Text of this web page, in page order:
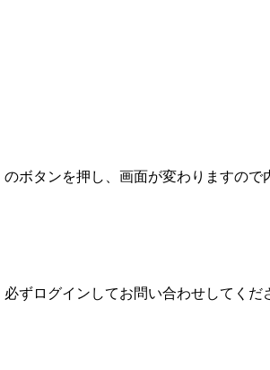
ボタンを押し、画面が変わりますの
ずログインしてお問い合わせしてくだ